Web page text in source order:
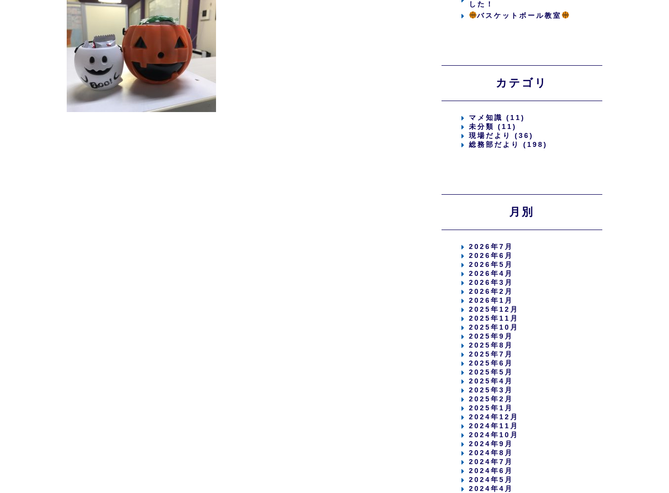
した！
バスケットボール教室
カテゴリ
マメ知識 (11)
未分類 (11)
現場だより (36)
総務部だより (198)
月別
2026年7月
2026年6月
2026年5月
2026年4月
2026年3月
2026年2月
2026年1月
2025年12月
2025年11月
2025年10月
2025年9月
2025年8月
2025年7月
2025年6月
2025年5月
2025年4月
2025年3月
2025年2月
2025年1月
2024年12月
2024年11月
2024年10月
2024年9月
2024年8月
2024年7月
2024年6月
2024年5月
2024年4月